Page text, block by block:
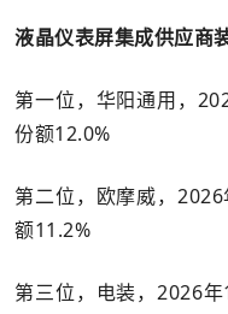
液晶仪表屏集成供应商
第一位，华阳通用，
份额12.0%
第二位，欧摩威，
额11.2%
第三位，电装，2026